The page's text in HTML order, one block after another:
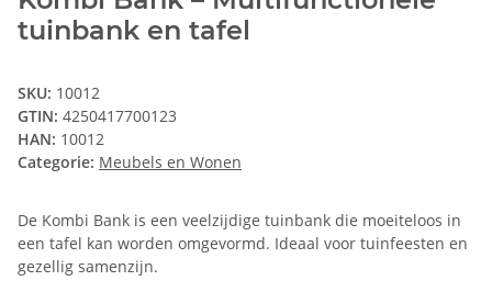
tuinbank en tafel
SKU: 10012
GTIN: 4250417700123
HAN: 10012
Categorie: Meubels en Wonen
De Kombi Bank is een veelzijdige tuinbank die moeiteloos in
een tafel kan worden omgevormd. Ideaal voor tuinfeesten en
gezellig samenzijn.